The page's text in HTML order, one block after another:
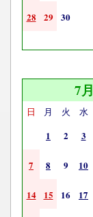
28 29 30
7月
日 月 火 水
1 2 3
7 8 9 10
14 15 16 17